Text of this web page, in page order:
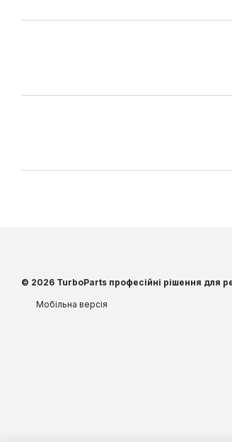
© 2026 TurboParts професійні рішення для
Мобільна версія